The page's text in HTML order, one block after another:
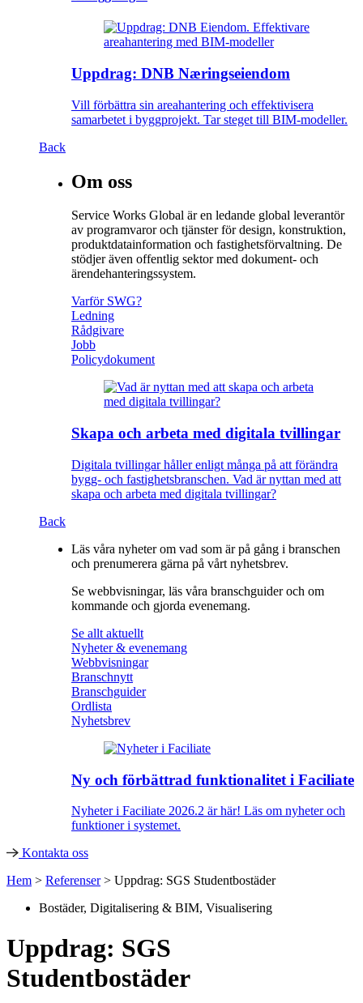
Uppdrag: DNB Næringseiendom
Vill förbättra sin areahantering och effektivisera
samarbetet i byggprojekt. Tar steget till BIM-modeller.
Back
Om oss
Service Works Global är en ledande global leverantör
av programvaror och tjänster för design, konstruktion,
produktdatainformation och fastighetsförvaltning. De
stödjer även offentlig sektor med dokument- och
ärendehanteringssystem.
Varför SWG?
Ledning
Rådgivare
Jobb
Policydokument
Skapa och arbeta med digitala tvillingar
Digitala tvillingar håller enligt många på att förändra
bygg- och fastighetsbranschen. Vad är nyttan med att
skapa och arbeta med digitala tvillingar?
Back
Läs våra nyheter om vad som är på gång i branschen
och prenumerera gärna på vårt nyhetsbrev.
Se webbvisningar, läs våra branschguider och om
kommande och gjorda evenemang.
Se allt aktuellt
Nyheter & evenemang
Webbvisningar
Branschnytt
Branschguider
Ordlista
Nyhetsbrev
Ny och förbättrad funktionalitet i Faciliate
Nyheter i Faciliate 2026.2 är här! Läs om nyheter och
funktioner i systemet.
Kontakta oss
Hem > Referenser> Uppdrag: SGS Studentbostäder
Bostäder, Digitalisering & BIM, Visualisering
Uppdrag: SGS
Studentbostäder